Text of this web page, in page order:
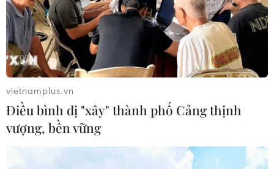
toán giao nhiệm vụ
06/08/2026 00:56
Quy định chi tiết về thủ tục cấp phép
thành lập Sở giao dịch hàng hóa
05/08/2026 14:59
Foxconn đạt doanh thu cao kỷ lục
vietnamplus.vn
Điều bình dị "xây" thành phố Cảng thịnh
vượng, bền vững